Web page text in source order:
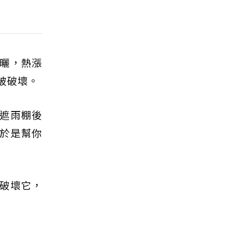
，熱漲
破壞。
雨棚後
是幫你
壞它，